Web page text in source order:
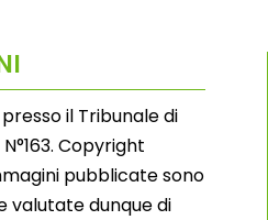
il Tribunale di
Copyright
pubblicate sono
dunque di